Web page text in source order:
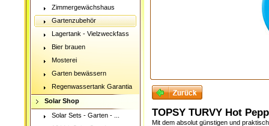
Zimmergewächshaus
Gartenzubehör
Lagertank - Vielzweckfass
Bier brauen
Mosterei
Garten bewässern
Regenwassertank Garantia
Solar Shop
Solar Sets - Garten - ...
TOPSY TURVY Hot
Mit dem absolut günstigen und